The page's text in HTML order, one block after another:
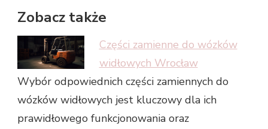
Zobacz także
Części zamienne do wózków
widłowych Wrocław
Wybór odpowiednich części zamiennych do
wózków widłowych jest kluczowy dla ich
prawidłowego funkcjonowania oraz